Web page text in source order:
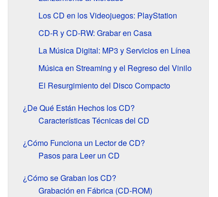
Los CD en los Videojuegos: PlayStation
CD-R y CD-RW: Grabar en Casa
La Música Digital: MP3 y Servicios en Línea
Música en Streaming y el Regreso del Vinilo
El Resurgimiento del Disco Compacto
¿De Qué Están Hechos los CD?
Características Técnicas del CD
¿Cómo Funciona un Lector de CD?
Pasos para Leer un CD
¿Cómo se Graban los CD?
Grabación en Fábrica (CD-ROM)